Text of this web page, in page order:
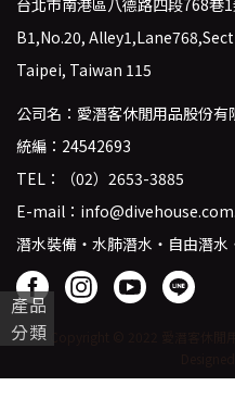
產品
分類
B1,No.20,
Taipei, Taiwan 115
公司名：愛潛客休閒用品股份有
統編：24542693
TEL：
（02）2653-3885
E-mail：
潛水裝備・水肺潛水・自由潛